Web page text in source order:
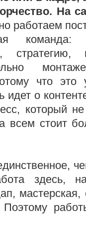
На
работаем
команда:
стратегию,
что это
о
который
всем стоит
здесь,
Поэтому